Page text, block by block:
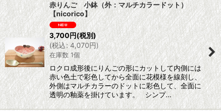
赤りんご 小鉢（外：マルチカラードット）
【nicorico】
3,700円(税別)
(税込: 4,070円)
在庫数 1個
ロクロ成形後にりんごの形にカットして内側には
赤い色土で彩色してから全面に花模様を線刻し、
外側はマルチカラーのドットに彩色して、全面に
透明の釉薬を掛けています。 シンプ…